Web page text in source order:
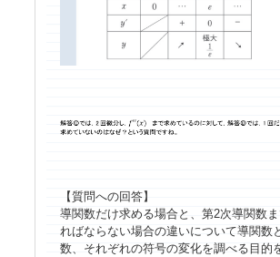
【質問への回答】
導関数だけ求める場合と、第2次導関数
ればならない場合の違いについて導関数
数、それぞれの符号の変化を調べる目的